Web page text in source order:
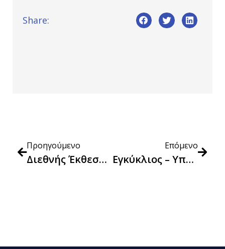
Share:
Προηγούμενο
Διεθνής Έκθεση Μοτοσυκλέτας 2024
Επόμενο
Εγκύκλιος – Υπολογισμός Δείκτη Τιμών Καταναλωτή Για Παραδόσεις Αγαθών Που Έλαβαν Χώρα Εντός Του Μηνός Απριλίου 2024